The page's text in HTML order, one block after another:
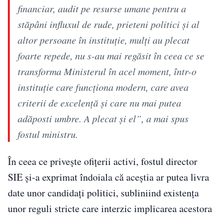
financiar, audit pe resurse umane pentru a
stăpâni influxul de rude, prieteni politici și al
altor persoane în instituție, mulți au plecat
foarte repede, nu s-au mai regăsit în ceea ce se
transforma Ministerul în acel moment, într-o
instituție care funcționa modern, care avea
criterii de excelență și care nu mai putea
adăposti umbre. A plecat și el”, a mai spus
fostul ministru.
În ceea ce privește ofițerii activi, fostul director
SIE și-a exprimat îndoiala că aceștia ar putea livra
date unor candidați politici, subliniind existența
unor reguli stricte care interzic implicarea acestora